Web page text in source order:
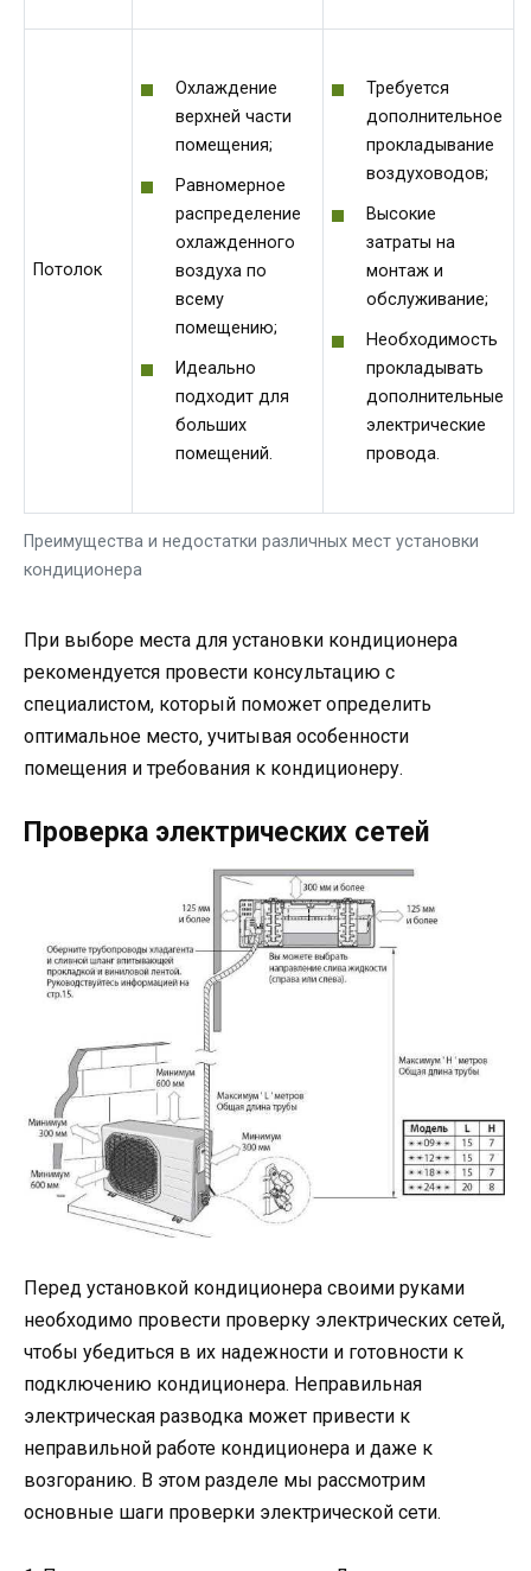
Преимущества и недостатки различных мест установки
кондиционера
Потолок
Охлаждение
верхней части
помещения;
Равномерное
распределение
охлажденного
воздуха по
всему
помещению;
Идеально
подходит для
больших
помещений.
Требуется
дополнительное
прокладывание
воздуховодов;
Высокие
затраты на
монтаж и
обслуживание;
Необходимость
прокладывать
дополнительные
электрические
провода.
При выборе места для установки кондиционера
рекомендуется провести консультацию с
специалистом, который поможет определить
оптимальное место, учитывая особенности
помещения и требования к кондиционеру.
Проверка электрических сетей
Перед установкой кондиционера своими руками
необходимо провести проверку электрических сетей,
чтобы убедиться в их надежности и готовности к
подключению кондиционера. Неправильная
электрическая разводка может привести к
неправильной работе кондиционера и даже к
возгоранию. В этом разделе мы рассмотрим
основные шаги проверки электрической сети.